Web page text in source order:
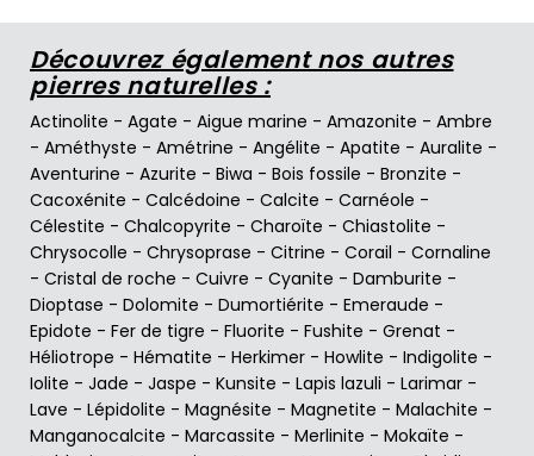
Découvrez également nos autres
pierres naturelles :
Actinolite - Agate - Aigue marine - Amazonite - Ambre
- Améthyste - Amétrine - Angélite - Apatite - Auralite -
Aventurine - Azurite - Biwa - Bois fossile - Bronzite -
Cacoxénite - Calcédoine - Calcite - Carnéole -
Célestite - Chalcopyrite - Charoïte - Chiastolite -
Chrysocolle - Chrysoprase - Citrine - Corail - Cornaline
- Cristal de roche - Cuivre - Cyanite - Damburite -
Dioptase - Dolomite - Dumortiérite - Emeraude -
Epidote - Fer de tigre - Fluorite - Fushite - Grenat -
Héliotrope - Hématite - Herkimer - Howlite - Indigolite -
Iolite - Jade - Jaspe - Kunsite - Lapis lazuli - Larimar -
Lave - Lépidolite - Magnésite - Magnetite - Malachite -
Manganocalcite - Marcassite - Merlinite - Mokaïte -